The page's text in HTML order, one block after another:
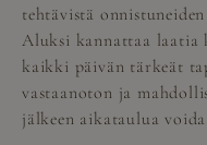
tehtävistä
Aluksi kannattaa laatia
kaikki päivän tärkeät
vastaanoton ja
jälkeen aikataulua